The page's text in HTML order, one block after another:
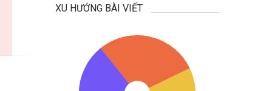
XU HƯỚNG BÀI VIẾT